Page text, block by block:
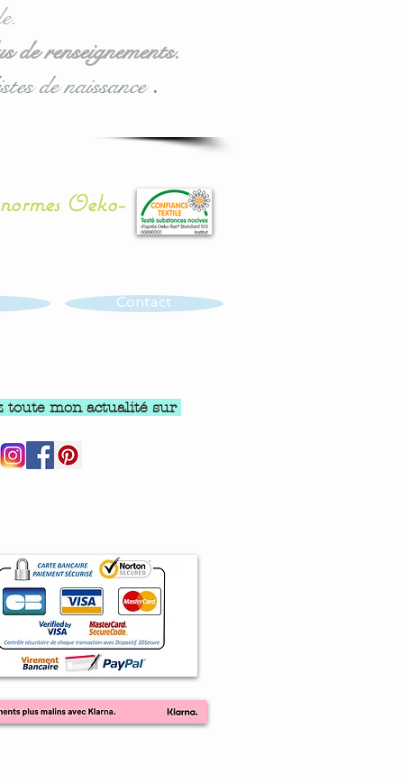
renseignements.
de naissance.
Oeko-
Contact
toute mon actualité sur